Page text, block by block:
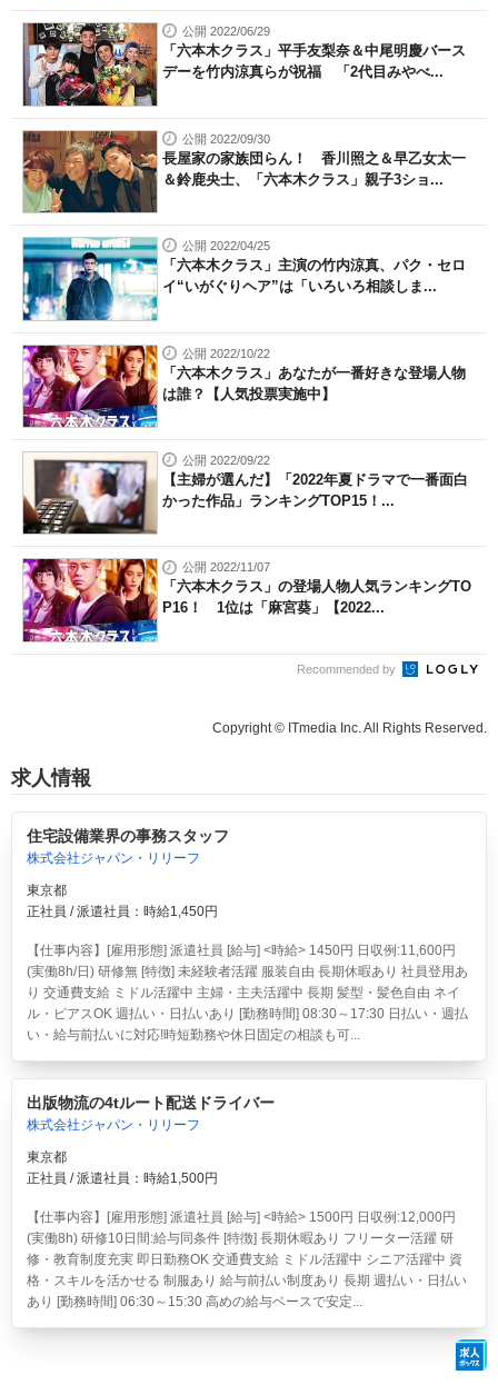
公開 2022/06/29
「六本木クラス」平手友梨奈＆中尾明慶バース
デーを竹内涼真らが祝福 「2代目みやべ...
公開 2022/09/30
長屋家の家族団らん！ 香川照之＆早乙女太一
＆鈴鹿央士、「六本木クラス」親子3ショ...
公開 2022/04/25
「六本木クラス」主演の竹内涼真、パク・セロ
イ“いがぐりヘア”は「いろいろ相談しま...
公開 2022/10/22
「六本木クラス」あなたが一番好きな登場人物
は誰？【人気投票実施中】
公開 2022/09/22
【主婦が選んだ】「2022年夏ドラマで一番面白
かった作品」ランキングTOP15！...
公開 2022/11/07
「六本木クラス」の登場人物人気ランキングTO
P16！ 1位は「麻宮葵」【2022...
Recommended by
Copyright © ITmedia Inc. All Rights Reserved.
求人情報
住宅設備業界の事務スタッフ
株式会社ジャパン・リリーフ
東京都
正社員 / 派遣社員：時給1,450円
【仕事内容】[雇用形態] 派遣社員 [給与] <時給> 1450円 日収例:11,600円
(実働8h/日) 研修無 [特徴] 未経験者活躍 服装自由 長期休暇あり 社員登用あ
り 交通費支給 ミドル活躍中 主婦・主夫活躍中 長期 髪型・髪色自由 ネイ
ル・ピアスOK 週払い・日払いあり [勤務時間] 08:30～17:30 日払い・週払
い・給与前払いに対応!時短勤務や休日固定の相談も可...
出版物流の4tルート配送ドライバー
株式会社ジャパン・リリーフ
東京都
正社員 / 派遣社員：時給1,500円
【仕事内容】[雇用形態] 派遣社員 [給与] <時給> 1500円 日収例:12,000円
(実働8h) 研修10日間:給与同条件 [特徴] 長期休暇あり フリーター活躍 研
修・教育制度充実 即日勤務OK 交通費支給 ミドル活躍中 シニア活躍中 資
格・スキルを活かせる 制服あり 給与前払い制度あり 長期 週払い・日払い
あり [勤務時間] 06:30～15:30 高めの給与ベースで安定...